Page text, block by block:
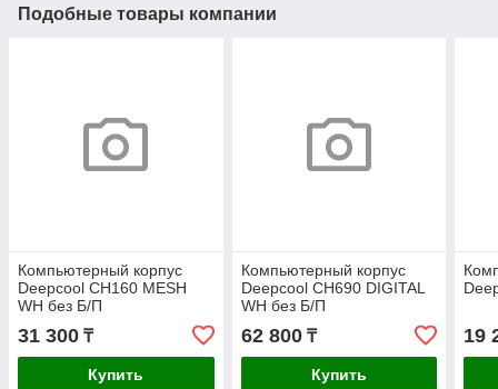
Подобные товары компании
Компьютерный корпус
Deepcool CH160 MESH
WH без Б/П
31 300 ₸
Купить
Компьютерный корпус
Deepcool CH690 DIGITAL
WH без Б/П
62 800₸
Купить
19